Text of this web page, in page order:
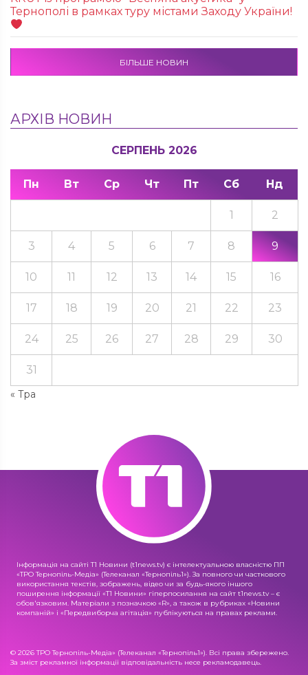
Тернополі в рамках туру містами Заходу України!
БІЛЬШЕ НОВИН
АРХІВ НОВИН
СЕРПЕНЬ 2026
Пн Вт Ср Чт Пт Сб Нд
« Тра
1 2
3 4 5 6 7 8 9
10 11 12 13 14 15 16
17 18 19 20 21 22 23
24 25 26 27 28 29 30
31
Інформація на сайті Т1 Новини (t1news.tv) є інтелектуальною власністю ПП
«ТРО Тернопіль-Медіа» (Телеканал «Тернопіль1»). За повного чи часткового
використання текстів, зображень, відео чи за будь-якого іншого
поширення інформації «Т1 Новини» гіперпосилання на сайт t1news.tv – є
обов'язковим. Матеріали з позначкою «R», а також в рубриках «Новини
компаній» і «Передвиборча агітація» публікуються на правах реклами.
© 2026 ТРО Тернопіль-Медіа» (Телеканал «Тернопіль1»). Всі права збережено.
За зміст рекламної інформації відповідальність несе рекламодавець.